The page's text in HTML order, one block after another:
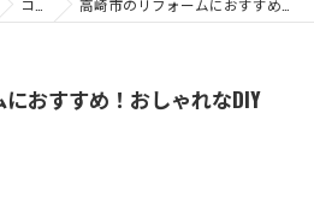
コラム 高崎市のリフォームにおすすめ！おしゃれなDIYアイデア５選！
おすすめ！おしゃれなDIY